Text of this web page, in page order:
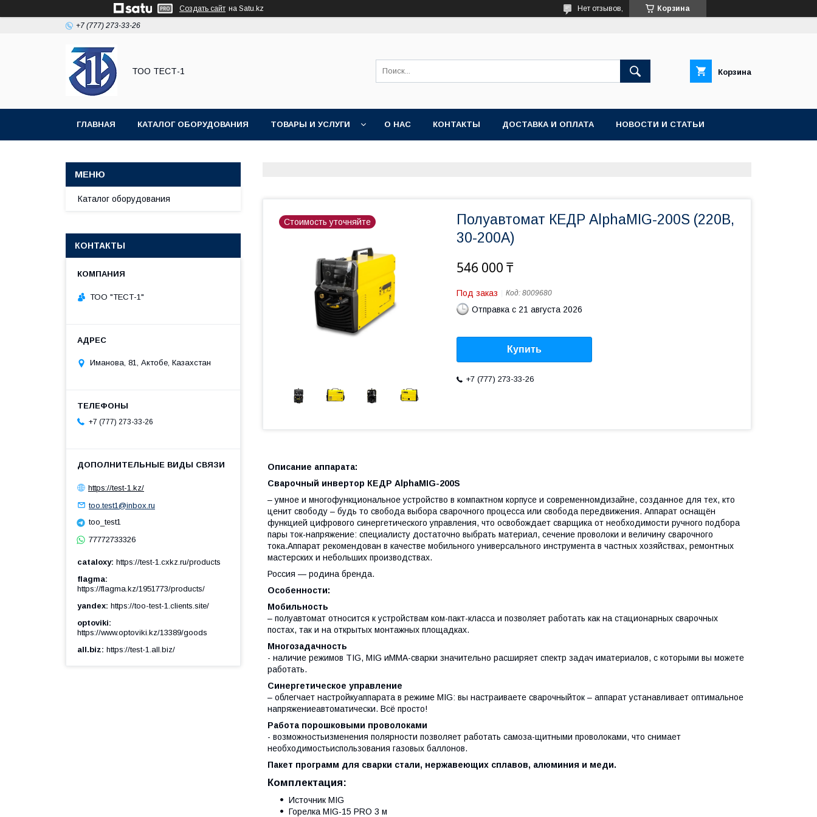
Создать сайт на Satu.kz Корзина
Нет отзывов,
+7 (777) 273-33-26
ТОО ТЕСТ-1 Корзина
ГЛАВНАЯ КАТАЛОГ ОБОРУДОВАНИЯ ТОВАРЫ И УСЛУГИ О НАС КОНТАКТЫ ДОСТАВКА И ОПЛАТА НОВОСТИ И СТАТЬИ
Стоимость уточняйте
Полуавтомат КЕДР AlphaMIG-200S (220В,
30-200А)
546 000 ₸
Под заказ Код: 8009680
Отправка с 21 августа 2026
Купить
+7 (777) 273-33-26
Описание аппарата:
Сварочный инвертор КЕДР AlphaMIG-200S
– умное и многофункциональное устройство в компактном корпусе и современномдизайне, созданное для тех, кто
ценит свободу – будь то свобода выбора сварочного процесса или свобода передвижения. Аппарат оснащён
функцией цифрового синергетического управления, что освобождает сварщика от необходимости ручного подбора
пары ток-напряжение: специалисту достаточно выбрать материал, сечение проволоки и величину сварочного
тока.Аппарат рекомендован в качестве мобильного универсального инструмента в частных хозяйствах, ремонтных
мастерских и небольших производствах.
Россия — родина бренда.
Особенности:
Мобильность
– полуавтомат относится к устройствам ком-пакт-класса и позволяет работать как на стационарных сварочных
постах, так и на открытых монтажных площадках.
Многозадачность
- наличие режимов TIG, MIG иMMA-сварки значительно расширяет спектр задач иматериалов, с которыми вы можете
работать.
Синергетическое управление
– облегчает настройкуаппарата в режиме MIG: вы настраиваете сварочныйток – аппарат устанавливает оптимальное
напряжениеавтоматически. Всё просто!
Работа порошковыми проволоками
- возможностьизменения полярности позволяет работать самоза-щитными проволоками, что снимает
необходимостьиспользования газовых баллонов.
Пакет программ для сварки стали, нержавеющих сплавов, алюминия и меди.
Комплектация:
Источник MIG
Горелка MIG-15 PRO 3 м
Каталог оборудования
КОНТАКТЫ
ТОО "ТЕСТ-1"
Иманова, 81, Актобе, Казахстан
+7 (777) 273-33-26
https://test-1.kz/
too.test1@inbox.ru
too_test1
77772733326
cataloxy https://test-1.cxkz.ru/products
flagma
https://flagma.kz/1951773/products/
yandex https://too-test-1.clients.site/
optoviki
https://www.optoviki.kz/13389/goods
all.biz https://test-1.all.biz/